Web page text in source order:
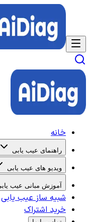
خانه
راهنمای عیب یابی
ویدیو های عیب یابی
آموزش مبانی عیب
شبیه ساز عیب یابی
خرید اشتراک